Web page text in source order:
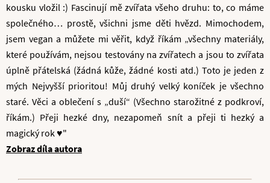
kousku vložil :) Fascinují mě zvířata všeho druhu: to, co máme
společného… prostě, všichni jsme děti hvězd. Mimochodem,
jsem vegan a můžete mi věřit, když říkám „všechny materiály,
které používám, nejsou testovány na zvířatech a jsou to zvířata
úplně přátelská (žádná kůže, žádné kosti atd.) Toto je jeden z
mých Nejvyšší prioritou! Můj druhý velký koníček je všechno
staré. Věci a oblečení s „duší“ (Všechno starožitné z podkroví,
říkám.) Přeji hezké dny, nezapomeň snít a přeji ti hezký a
magický rok ♥"
Zobraz díla autora